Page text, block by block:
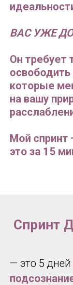
ВАС УЖЕ
Он требует
которые
на вашу
Мой спринт
это за 15
Спринт
— это 5 дней